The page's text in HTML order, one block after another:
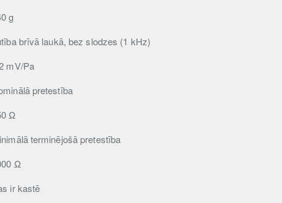
g
brīvā laukā, bez slodzes (1 kHz)
mV/Pa
pretestība
Ω
terminējošā pretestība
Ω
ir kastē